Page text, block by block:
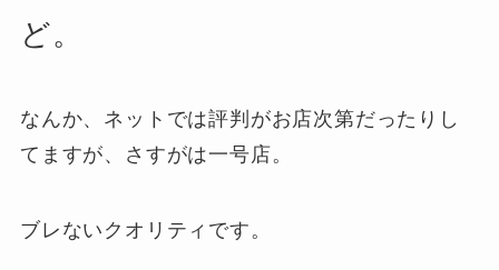
ど。
なんか、ネットでは評判がお店次第だったりし
てますが、さすがは一号店。
ブレないクオリティです。